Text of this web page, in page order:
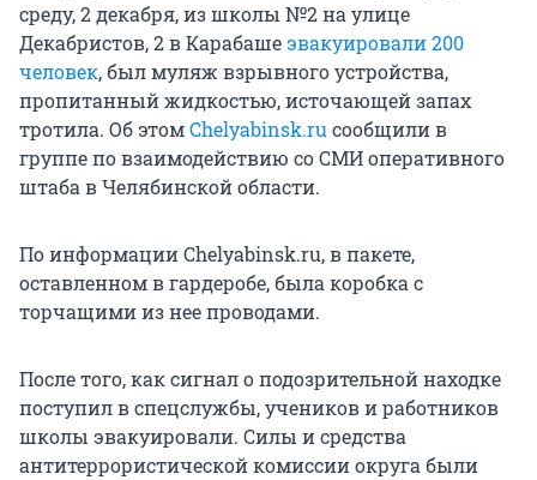
среду, 2 декабря, из школы №2 на улице
Декабристов, 2 в Карабашеэвакуировали 200
человек, был муляж взрывного устройства,
пропитанный жидкостью, источающей запах
тротила. Об этомChelyabinsk.ru сообщили в
группе по взаимодействию со СМИ оперативного
штаба в Челябинской области.
По информации Chelyabinsk.ru, в пакете,
оставленном в гардеробе, была коробка с
торчащими из нее проводами.
После того, как сигнал о подозрительной находке
поступил в спецслужбы, учеников и работников
школы эвакуировали. Силы и средства
антитеррористической комиссии округа были